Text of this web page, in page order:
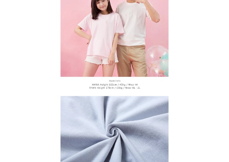
「AFTEE先享後付」(下稱本服務)乃由恩沛科技股份有限公司(下稱 AFTEE )
所提供，並由 AFTEE 向您收取款項。因使用本服務所須提供之個人資料(包
含但不限於訂購人姓名、電話，收件人姓名、電話、收件地址)，將交付予
AFTEE 於本服務必要服務範圍內運用。關於 AFTEE 對於個人資料之蒐集、
處理、利用，詳參 AFTEE 官網之『個人資料蒐集、處理及利用告知聲明』
若款項超過繳費期限，將根據當次的金額加收年利率 16% 的逾期滯納金。
未成年的使用者，請事先徵得法定代理人或監護人之同意方可使用
若您對於個人資料之處理、利用有任何疑問，或欲行使相關法律權利，請聯
繫恩沛科技股份有限公司。若您不同意我們將上開所示之個人資料，連同必
每笔NT$65，满NT$899(含以上)免运费